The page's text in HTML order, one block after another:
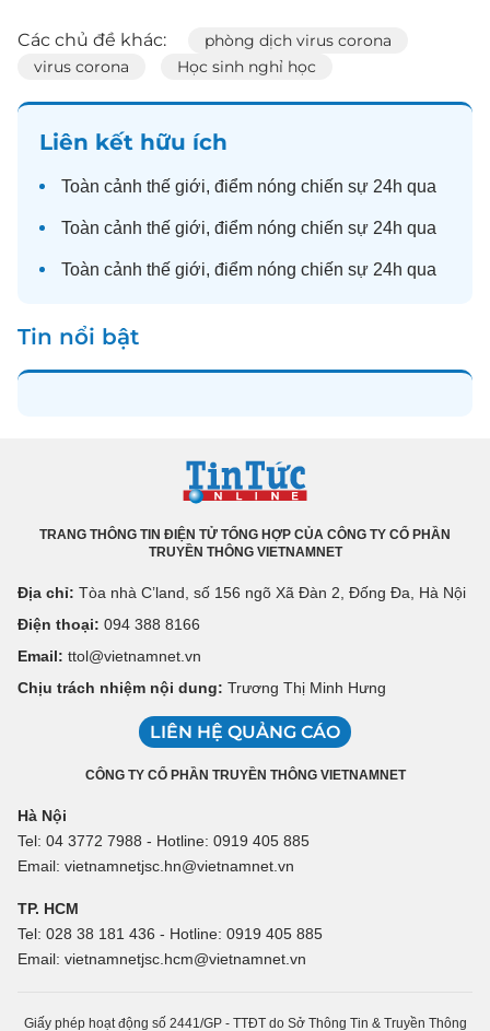
Các chủ đề khác:
phòng dịch virus corona
virus corona
Học sinh nghỉ học
Liên kết hữu ích
Toàn cảnh thế giới, điểm nóng chiến sự 24h qua
Toàn cảnh thế giới, điểm nóng chiến sự 24h qua
Toàn cảnh thế giới, điểm nóng chiến sự 24h qua
Tin nổi bật
TRANG THÔNG TIN ĐIỆN TỬ TỔNG HỢP CỦA CÔNG TY CỔ PHẦN
TRUYỀN THÔNG VIETNAMNET
Địa chỉ: Tòa nhà C’land, số 156 ngõ Xã Đàn 2, Đống Đa, Hà Nội
Điện thoại: 094 388 8166
Email: ttol@vietnamnet.vn
Chịu trách nhiệm nội dung: Trương Thị Minh Hưng
LIÊN HỆ QUẢNG CÁO
CÔNG TY CỔ PHẦN TRUYỀN THÔNG VIETNAMNET
Hà Nội
Tel: 04 3772 7988 - Hotline: 0919 405 885
Email: vietnamnetjsc.hn@vietnamnet.vn
TP. HCM
Tel: 028 38 181 436 - Hotline: 0919 405 885
Email: vietnamnetjsc.hcm@vietnamnet.vn
Giấy phép hoạt động số 2441/GP - TTĐT do Sở Thông Tin & Truyền Thông